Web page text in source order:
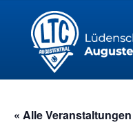
« Alle Veranstaltungen